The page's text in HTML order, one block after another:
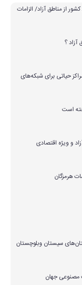
از مناطق آزاد/ الزامات
آزاد ؟
مراکز حیاتی برای شبکه‌های
است
و ویژه اقتصادی
مصنوعی جهان